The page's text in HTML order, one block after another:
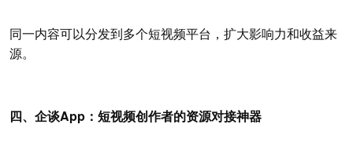
同一内容可以分发到多个短视频平台，扩大影响力和收益来
源。
四、企谈App：短视频创作者的资源对接神器